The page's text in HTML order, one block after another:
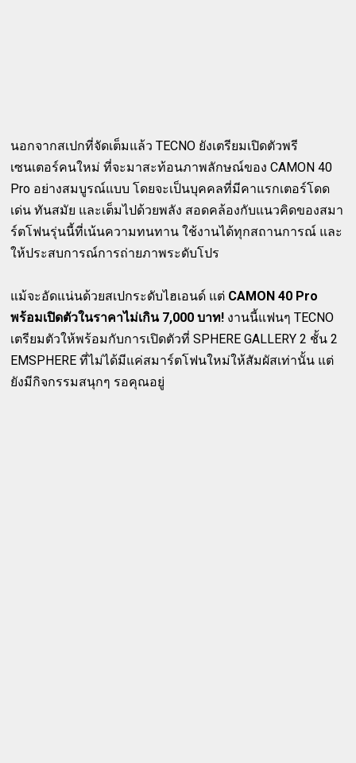
นอกจากสเปกที่จัดเต็มแล้ว TECNO ยังเตรียมเปิดตัวพรี
เซนเตอร์คนใหม่ ที่จะมาสะท้อนภาพลักษณ์ของ CAMON 40
Pro อย่างสมบูรณ์แบบ โดยจะเป็นบุคคลที่มีคาแรกเตอร์โดด
เด่น ทันสมัย และเต็มไปด้วยพลัง สอดคล้องกับแนวคิดของสมา
ร์ตโฟนรุ่นนี้ที่เน้นความทนทาน ใช้งานได้ทุกสถานการณ์ และ
ให้ประสบการณ์การถ่ายภาพระดับโปร
แม้จะอัดแน่นด้วยสเปกระดับไฮเอนด์ แต่ CAMON 40 Pro
พร้อมเปิดตัวในราคาไม่เกิน 7,000 บาท! งานนี้แฟนๆ TECNO
เตรียมตัวให้พร้อมกับการเปิดตัวที่ SPHERE GALLERY 2 ชั้น 2
EMSPHERE ที่ไม่ได้มีแค่สมาร์ตโฟนใหม่ให้สัมผัสเท่านั้น แต่
ยังมีกิจกรรมสนุกๆ รอคุณอยู่